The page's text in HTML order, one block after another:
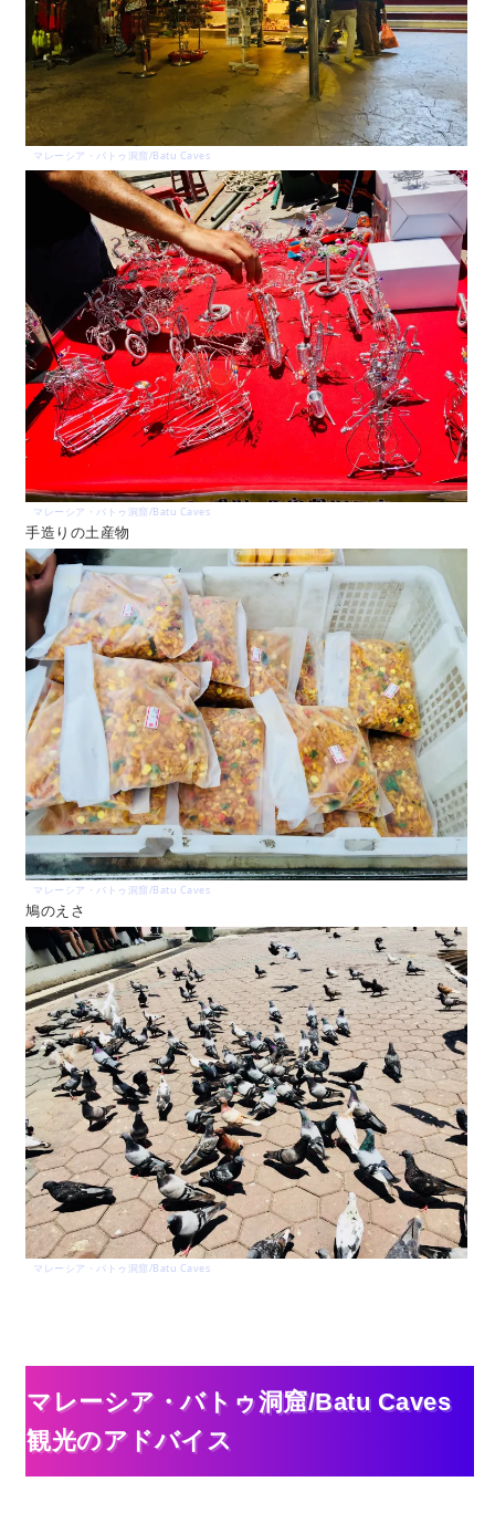
マレーシア・バトゥ洞窟/Batu Caves
マレーシア・バトゥ洞窟/Batu Caves
手造りの土産物
マレーシア・バトゥ洞窟/Batu Caves
鳩のえさ
マレーシア・バトゥ洞窟/Batu Caves
マレーシア・バトゥ洞窟/Batu Caves
観光のアドバイス